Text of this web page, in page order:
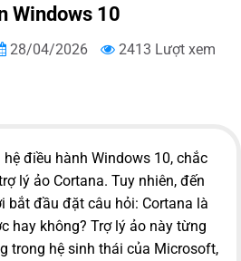
Windows 10
28/04/2026
2413 Lượt xem
điều hành Windows 10, chắc
lý ảo Cortana. Tuy nhiên, đến
bắt đầu đặt câu hỏi: Cortana là
hay không? Trợ lý ảo này từng
trong hệ sinh thái của Microsoft,